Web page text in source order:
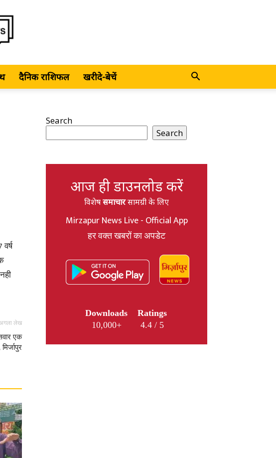
दैनिक राशिफल खरीदे-बेचें
लेख
एक
Search
Search
आज ही डाउनलोड करें
विशेषसमाचारसामग्री के लिए
Mirzapur News Live - Official App
हर वक्त खबरों का अपडेट
Downloads
10,000+
Ratings
4.4 / 5